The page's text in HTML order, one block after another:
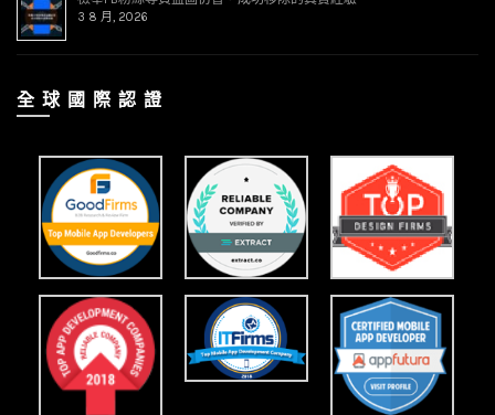
3 8 月, 2026
全 球 國 際 認 證